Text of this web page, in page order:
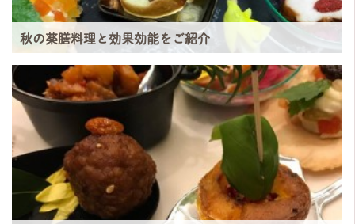
秋の薬膳料理と効果効能をご紹介